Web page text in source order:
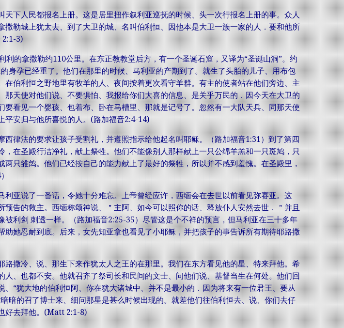
天下人民都报名上册。这是居里扭作叙利亚巡抚的时候、头一次行报名上册的事。众人
撒勒城上犹太去、到了大卫的城、名叫伯利恒、因他本是大卫一族一家的人．要和他所
2:1-3)
利的拿撒勒约110公里。在东正教教堂后方，有一个圣诞石窟，又译为“圣诞山洞”。约
身孕已经重了。他们在那里的时候、马利亚的产期到了。就生了头胎的儿子、用布包
在伯利恒之野地里有牧羊的人、夜间按着更次看守羊群。有主的使者站在他们旁边、主
那天使对他们说、不要惧怕、我报给你们大喜的信息、是关乎万民的．因今天在大卫的
要看见一个婴孩、包着布、卧在马槽里、那就是记号了。忽然有一大队天兵、同那天使
平安归与他所喜悦的人。(路加福音2:4-14)
西律法​的​要求​让​孩子​受​割礼，并​遵照​指示​给​他​起名​叫​耶稣。（路加福音​1:31）到​了​第​四
，在​圣殿​行​洁净礼，献​上​祭牲。他们​不​能​像​别人​那样​献​上​一​只​公绵羊羔​和​一​只​斑鸠，只​
两​只​雏鸽。他们​已经​按​自己​的​能力​献​上​了​最好​的​祭牲，所以​并​不​感到​羞愧。在​圣殿​里，
利亚​说​了​一​番​话，令​她​十分​难忘。上帝​曾经​应许，西缅​会​在​去世​以前​看见​弥赛亚。这​
预告​的​救主。西缅​称颂神说、＂主阿、如今可以照你的话、释放仆人安然去世．＂并且​
被​利剑 刺​透​一样。（路加福音​2:25-35）尽管​这​是​个​不祥​的​预言，但​马利亚​在​三十​多​年​
助​她​忍耐​到底。后来，女​先知​亚拿​也​看见​了​小​耶稣，并​把​孩子​的​事​告诉​所有​期待​耶路撒
路撒冷、说、那生下来作犹太人之王的在那里。我们在东方看见他的星、特来拜他。希
人、也都不安。他就召齐了祭司长和民间的文士、问他们说、基督当生在何处。他们回
“犹大地的伯利恒阿、你在犹大诸城中、并不是最小的．因为将来有一位君王、要从
暗的召了博士来、细问那星是甚么时候出现的。就差他们往伯利恒去、说、你们去仔
好去拜他。(Matt 2:1-8)